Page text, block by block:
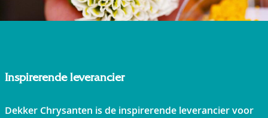
Inspirerende leverancier
Dekker Chrysanten is de inspirerende leverancier voor